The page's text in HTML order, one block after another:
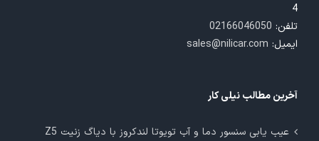
4
تلفن: 02166046050
ایمیل: sales@nilicar.com
آخرین مطالب نیلی کار
عیب یابی سنسور دما و آب تویوتا لندکروز با دیاگ زنیت Z5